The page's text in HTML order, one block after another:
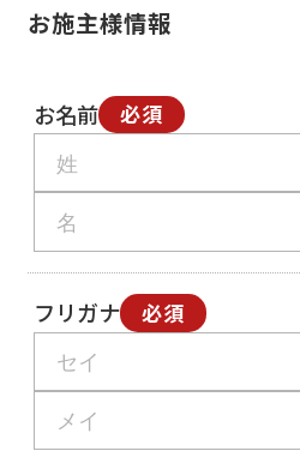
お施主様情報
お名前 必須
フリガナ 必須